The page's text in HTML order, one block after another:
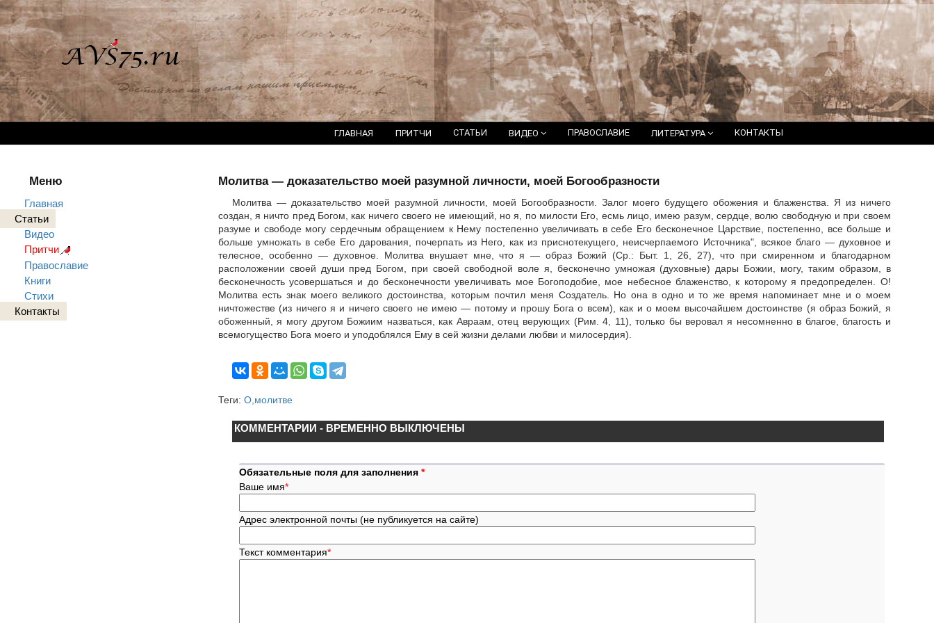
ГЛАВНАЯ ПРИТЧИ СТАТЬИ ВИДЕО ПРАВОСЛАВИЕ ЛИТЕРАТУРА КОНТАКТЫ
Меню
Главная
Статьи
Видео
Притчи
Православие
Книги
Стихи
Контакты
Молитва — доказательство моей разумной личности, моей Богообразности
Молитва — доказательство моей разумной личности, моей Богообразности. Залог моего будущего обожения и блаженства. Я из ничего
создан, я ничто пред Богом, как ничего своего не имеющий, но я, по милости Его, есмь лицо, имею разум, сердце, волю свободную и при своем
разуме и свободе могу сердечным обращением к Нему постепенно увеличивать в себе Его бесконечное Царствие, постепенно, все больше и
больше умножать в себе Его дарования, почерпать из Него, как из приснотекущего, неисчерпаемого Источника", всякое благо — духовное и
телесное, особенно — духовное. Молитва внушает мне, что я — образ Божий (Ср.: Быт. 1, 26, 27), что при смиренном и благодарном
расположении своей души пред Богом, при своей свободной воле я, бесконечно умножая (духовные) дары Божии, могу, таким образом, в
бесконечность усовершаться и до бесконечности увеличивать мое Богоподобие, мое небесное блаженство, к которому я предопределен. О!
Молитва есть знак моего великого достоинства, которым почтил меня Создатель. Но она в одно и то же время напоминает мне и о моем
ничтожестве (из ничего я и ничего своего не имею — потому и прошу Бога о всем), как и о моем высочайшем достоинстве (я образ Божий, я
обоженный, я могу другом Божиим назваться, как Авраам, отец верующих (Рим. 4, 11), только бы веровал я несомненно в благое, благость и
всемогущество Бога моего и уподоблялся Ему в сей жизни делами любви и милосердия).
Теги: О,молитве
КОММЕНТАРИИ - ВРЕМЕННО ВЫКЛЮЧЕНЫ
Обязательные поля для заполнения *
Ваше имя*
Адрес электронной почты (не публикуется на сайте)
Текст комментария*